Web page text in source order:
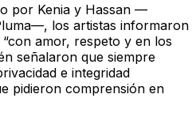
por Kenia y Hassan —
los artistas informaron
amor, respeto y en los
señalaron que siempre
e integridad
pidieron comprensión en